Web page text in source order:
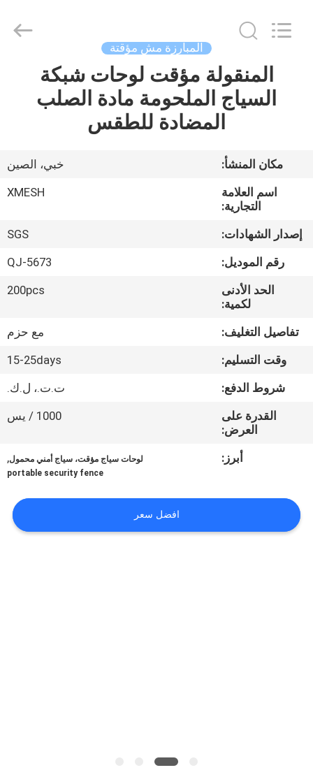
الصفحة
الرئيسية
معلومات
جولة
مراقبة
الجودة
اتصل
اقتباس
المبارزة مش مؤقتة
المنقولة مؤقت لوحات شبكة
السياج الملحومة مادة الصلب
المضادة للطقس
مكان المنشأ:
خبي، الصين
اسم العلامة
التجارية:
XMESH
إصدار الشهادات:
SGS
رقم الموديل:
QJ-5673
الحد الأدنى
لكمية:
200pcs
تفاصيل التغليف:
مع حزم
وقت التسليم:
15-25days
شروط الدفع:
ت.ت.، ل.ك.
القدرة على
العرض:
1000 / يس
أبرز: لوحات سياج مؤقت، سياج أمني محمول,
portable security fence
افضل سعر